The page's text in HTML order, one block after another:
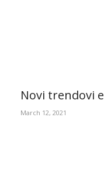
Novi trendovi
March 12, 2021